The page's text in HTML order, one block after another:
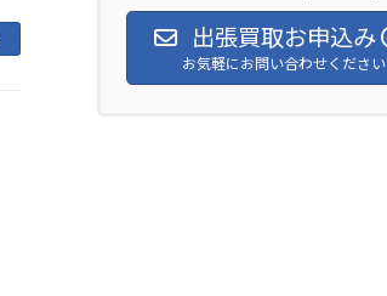
出張買取お申込み
お気軽にお問い合わせください